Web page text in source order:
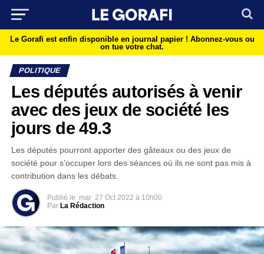
Le Gorafi est enfin disponible en journal papier ! Abonnez-vous ou
on tue votre chat.
POLITIQUE
Les députés autorisés à venir
avec des jeux de société les
jours de 49.3
Les députés pourront apporter des gâteaux ou des jeux de
société pour s’occuper lors des séances où ils ne sont pas mis à
contribution dans les débats.
Publié le mar 27 Oct 2022 à 10h00
Par La Rédaction